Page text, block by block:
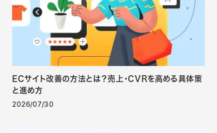
ECサイト改善の方法とは？売上・CVRを高める具体策
と進め方
2026/07/30